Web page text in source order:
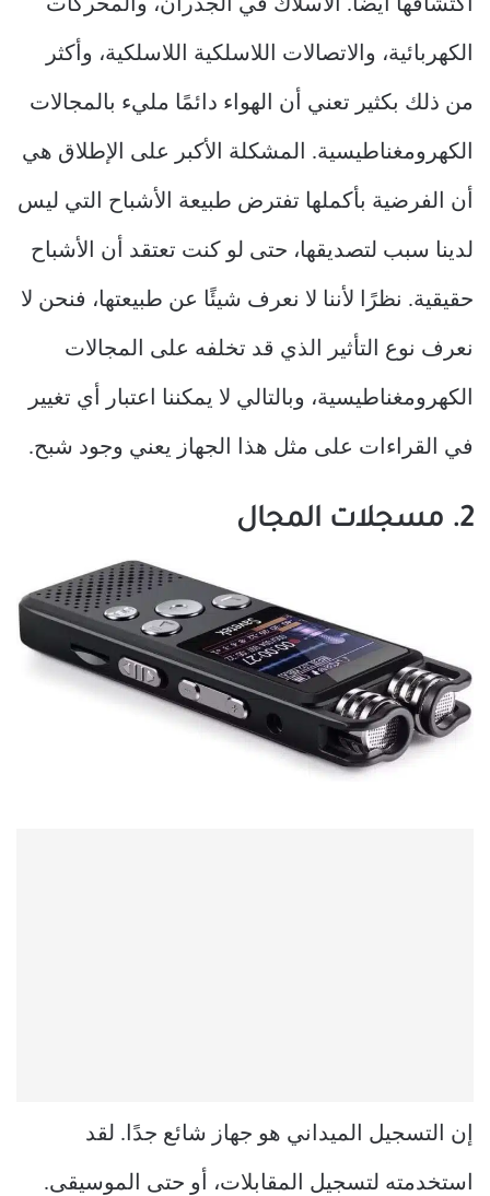
اكتشافها أيضًا. الأسلاك في الجدران، والمحركات
الكهربائية، والاتصالات اللاسلكية اللاسلكية، وأكثر
من ذلك بكثير تعني أن الهواء دائمًا مليء بالمجالات
الكهرومغناطيسية. المشكلة الأكبر على الإطلاق هي
أن الفرضية بأكملها تفترض طبيعة الأشباح التي ليس
لدينا سبب لتصديقها، حتى لو كنت تعتقد أن الأشباح
حقيقية. نظرًا لأننا لا نعرف شيئًا عن طبيعتها، فنحن لا
نعرف نوع التأثير الذي قد تخلفه على المجالات
الكهرومغناطيسية، وبالتالي لا يمكننا اعتبار أي تغيير
في القراءات على مثل هذا الجهاز يعني وجود شبح.
2. مسجلات المجال
إن التسجيل الميداني هو جهاز شائع جدًا. لقد
استخدمته لتسجيل المقابلات، أو حتى الموسيقى.